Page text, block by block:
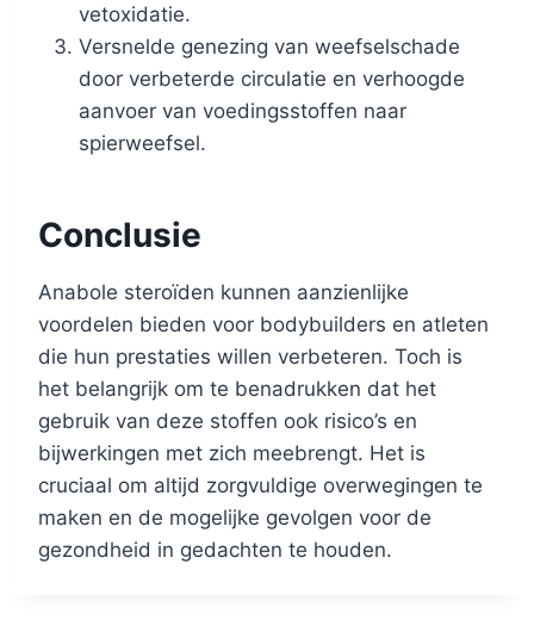
vetoxidatie.
Versnelde genezing van weefselschade
door verbeterde circulatie en verhoogde
aanvoer van voedingsstoffen naar
spierweefsel.
Conclusie
Anabole steroïden kunnen aanzienlijke
voordelen bieden voor bodybuilders en atleten
die hun prestaties willen verbeteren. Toch is
het belangrijk om te benadrukken dat het
gebruik van deze stoffen ook risico’s en
bijwerkingen met zich meebrengt. Het is
cruciaal om altijd zorgvuldige overwegingen te
maken en de mogelijke gevolgen voor de
gezondheid in gedachten te houden.